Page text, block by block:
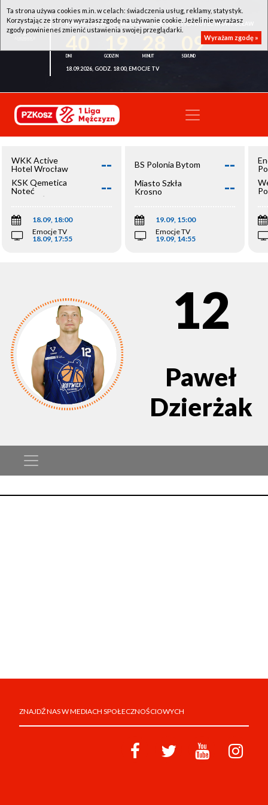
WKK ACTIVE HOTEL WROCŁAW - KSK QEMETICA NOTEĆ INOWROCŁAW
08
18.09.2026, GODZ. 18:00, EMOCJE TV
WKK Active
Hotel Wrocław
--
KSK Qemetica
Noteć
Inowrocław
--
18.09, 18:00
Emocje TV
18.09, 17:55
BS Polonia Bytom --
Miasto Szkła
Krosno
--
19.09, 15:00
Emocje TV
19.09, 14:55
12
Paweł
Dzierżak
ZNAJDŹ NAS W MEDIACH SPOŁECZNOŚCIOWYCH
Ta strona używa cookies m.in. w celach: świadczenia usług, reklamy, statystyk.
Korzystając ze strony wyrażasz zgodę na używanie cookie. Jeżeli nie wyrażasz
zgody powinieneś zmienić ustawienia swojej przeglądarki.
Wyrażam zgodę »